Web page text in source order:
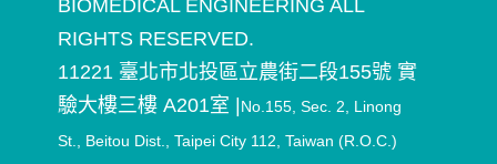
BIOMEDICAL ENGINEERING ALL
RIGHTS RESERVED.
11221 臺北市北投區立農街二段155號 實
驗大樓三樓 A201室
No.155, Sec. 2, Linong
St., Beitou Dist., Taipei City 112, Taiwan (R.O.C.)